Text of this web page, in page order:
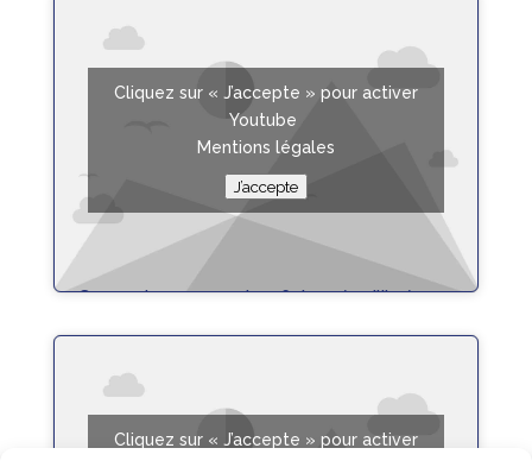
Gaspacho concombre feta – équilibrée
Cliquez sur « J’accepte » pour activer
Youtube
Mentions légales
J’accepte
Cliquez sur « J’accepte » pour activer